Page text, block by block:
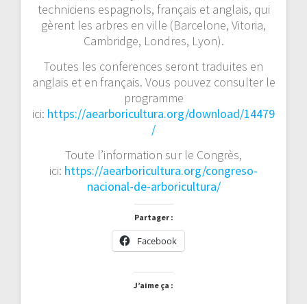
techniciens espagnols, français et anglais, qui
gèrent les arbres en ville (Barcelone, Vitoria,
Cambridge, Londres, Lyon).
Toutes les conferences seront traduites en
anglais et en français. Vous pouvez consulter le
programme
ici: https://aearboricultura.org/download/14479
/
Toute l’information sur le Congrès,
ici: https://aearboricultura.org/congreso-
nacional-de-arboricultura/
Partager :
Facebook
J’aime ça :